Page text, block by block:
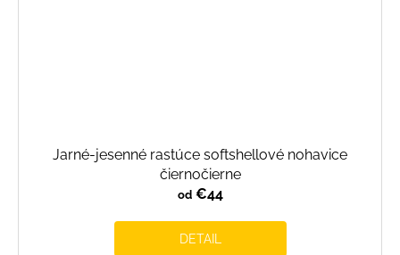
Jarné-jesenné rastúce softshellové nohavice
čiernočierne
od€44
DETAIL